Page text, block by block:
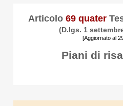
Articolo 69 quater
(D.lgs. 1
[Aggiornato al
Piani di